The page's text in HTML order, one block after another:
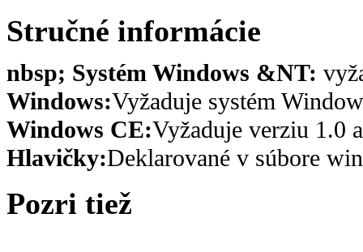
Stručné informácie
nbsp; Systém Windows &NT:
Windows:Vyžaduje systém
Windows CE:Vyžaduje verziu 1.0
Hlavičky:Deklarované v súbore
Pozri tiež